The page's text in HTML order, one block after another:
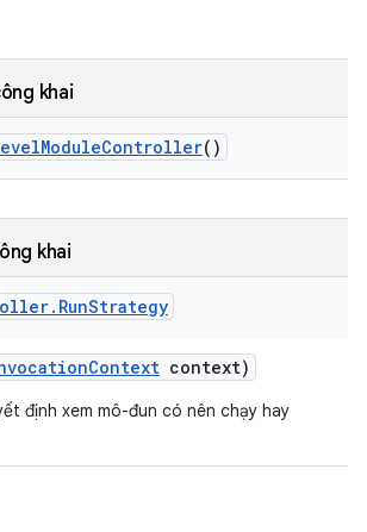
khai
ModuleController()
khai
. RunStrategy
Context context)
định xem mô-đun có nên chạy hay